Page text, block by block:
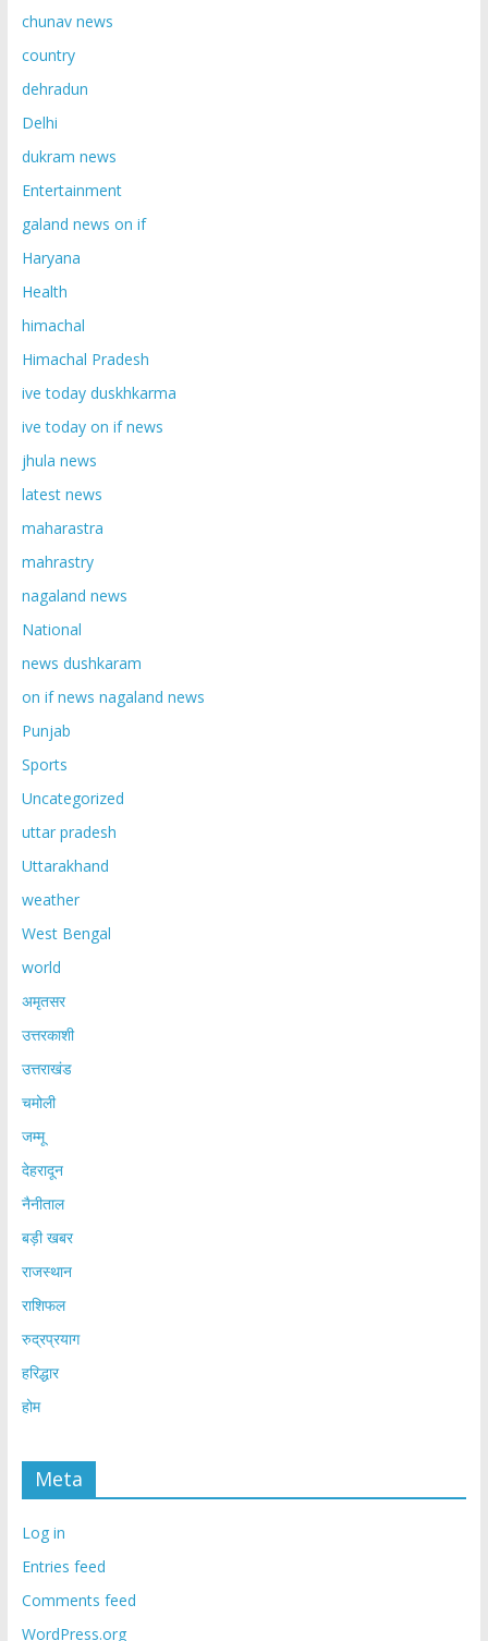
chunav news
country
dehradun
Delhi
dukram news
Entertainment
galand news on if
Haryana
Health
himachal
Himachal Pradesh
ive today duskhkarma
ive today on if news
jhula news
latest news
maharastra
mahrastry
nagaland news
National
news dushkaram
on if news nagaland news
Punjab
Sports
Uncategorized
uttar pradesh
Uttarakhand
weather
West Bengal
world
अमृतसर
उत्तरकाशी
उत्तराखंड
चमोली
जम्मू
देहरादून
नैनीताल
बड़ी खबर
राजस्थान
राशिफल
रुद्रप्रयाग
हरिद्धार
होम
Meta
Log in
Entries feed
Comments feed
WordPress.org